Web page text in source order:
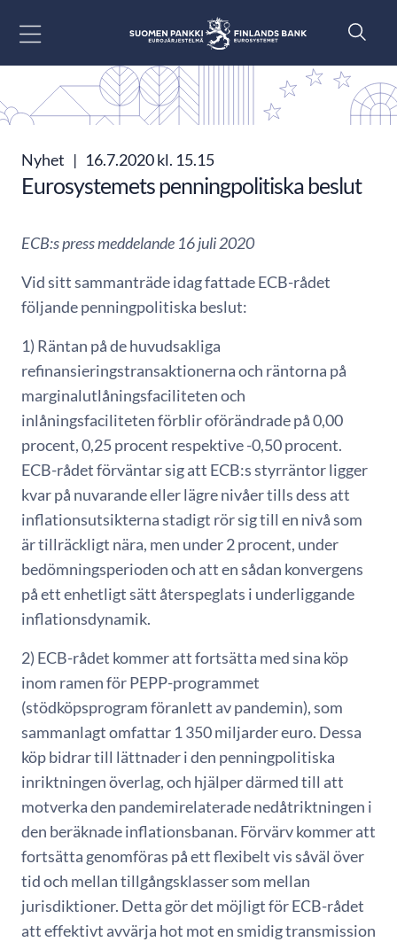
Nyhet | 16.7.2020 kl. 15.15
Eurosystemets penningpolitiska beslut
ECB:s press meddelande 16 juli 2020
Vid sitt sammanträde idag fattade ECB-rådet
följande penningpolitiska beslut:
1) Räntan på de huvudsakliga
refinansieringstransaktionerna och räntorna på
marginalutlåningsfaciliteten och
inlåningsfaciliteten förblir oförändrade på 0,00
procent, 0,25 procent respektive -0,50 procent.
ECB-rådet förväntar sig att ECB:s styrräntor ligger
kvar på nuvarande eller lägre nivåer tills dess att
inflationsutsikterna stadigt rör sig till en nivå som
är tillräckligt nära, men under 2 procent, under
bedömningsperioden och att en sådan konvergens
på ett enhetligt sätt återspeglats i underliggande
inflationsdynamik.
2) ECB-rådet kommer att fortsätta med sina köp
inom ramen för PEPP-programmet
(stödköpsprogram föranlett av pandemin), som
sammanlagt omfattar 1 350 miljarder euro. Dessa
köp bidrar till lättnader i den penningpolitiska
inriktningen överlag, och hjälper därmed till att
motverka den pandemirelaterade nedåtriktningen i
den beräknade inflationsbanan. Förvärv kommer att
fortsätta genomföras på ett flexibelt vis såväl över
tid och mellan tillgångsklasser som mellan
jurisdiktioner. Detta gör det möjligt för ECB-rådet
att effektivt avvärja hot mot en smidig transmission